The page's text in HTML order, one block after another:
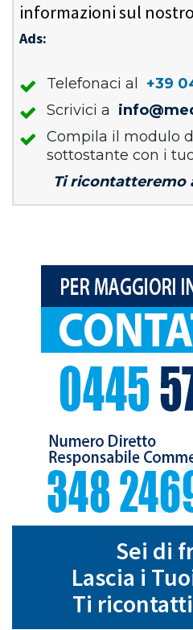
informazioni sul
Ads:
Telefonaci al
+39
Scrivici a
Compila il modulo
sottostante con i
Ti ricontatteremo
Sei di
Lascia i
Ti